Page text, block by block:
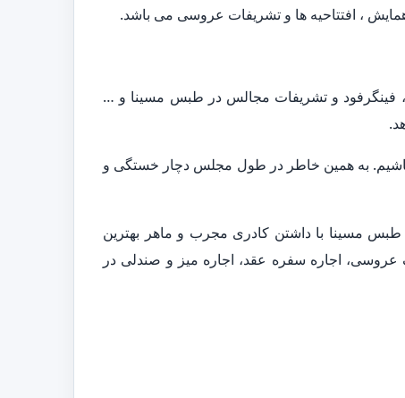
، افتتاحیه ها و تشریفات عروسی می باشد.
فینگرفود و تشریفات مجالس در طبس مسینا و …
باشیم. به همین خاطر در طول مجلس دچار خستگی و
مسینا با داشتن کادری مجرب و ماهر بهترین
اجاره سفره عقد، اجاره میز و صندلی در